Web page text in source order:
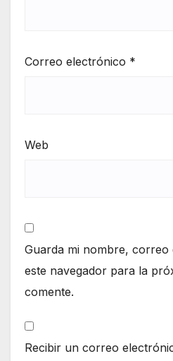
Correo electrónico *
Web
Guarda mi nombre,
este navegador para la
comente.
Recibir un correo